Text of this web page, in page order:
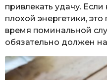
привлекать удачу.
плохой энергетики,
время поминальной
обязательно должен